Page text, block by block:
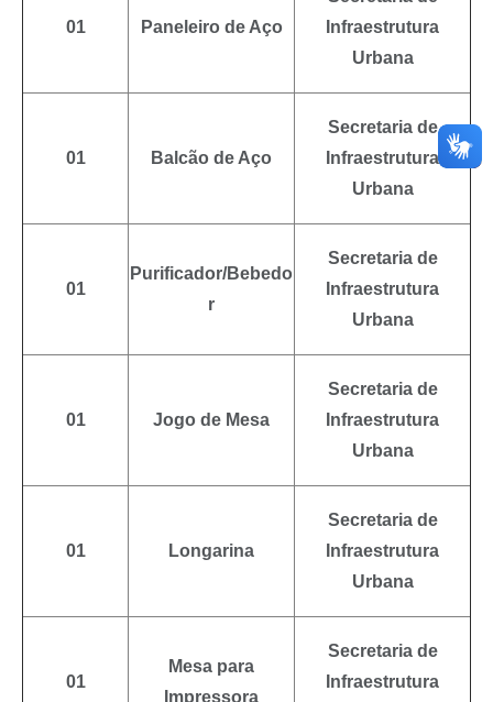
01 Paneleiro de Aço
Infraestrutura
Urbana
01 Balcão de Aço
Secretaria de
Infraestrutura
Urbana
01
Purificador/Bebedo
r
Secretaria de
Infraestrutura
Urbana
01 Jogo de Mesa
Secretaria de
Infraestrutura
Urbana
01 Longarina
Secretaria de
Infraestrutura
Urbana
01
Mesa para
Impressora
Secretaria de
Infraestrutura